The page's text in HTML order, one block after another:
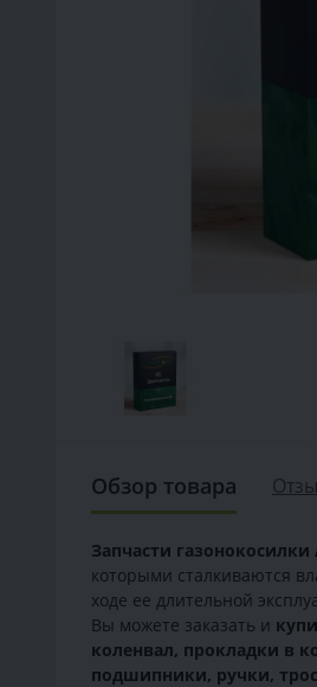
Обзор товара
Запчасти газонокосилки
которыми сталкиваются
ходе ее длительной
Вы можете заказать и
коленвал, прокладки в
подшипники, ручки,